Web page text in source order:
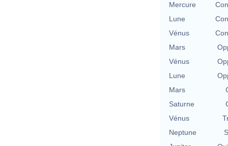
Mercure
Lune
Vénus
Mars
Vénus
Lune
Mars
Saturne
Vénus
Neptune